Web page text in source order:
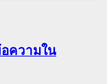
ความใน